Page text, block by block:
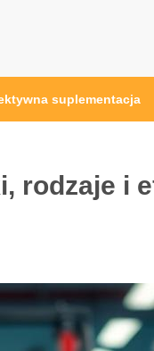
suplementacja
rodzaje i